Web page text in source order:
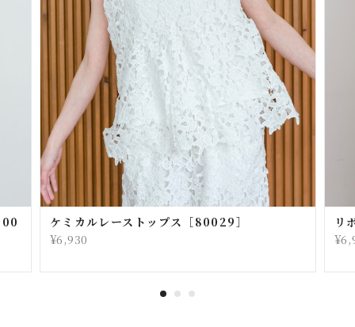
ケミカルレーストップス［80029］
¥6,930
リ